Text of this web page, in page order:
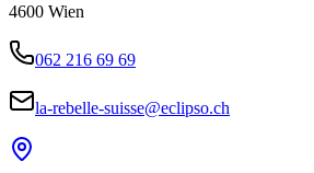
4600 Wien
062 216 69 69
la-rebelle-suisse@eclipso.ch